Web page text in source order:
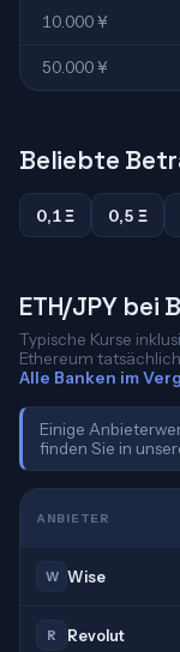
10.000 ¥
50.000 ¥
Beliebte
0,1 Ξ 0,5 Ξ
ETH/JPY bei
Typische Kurse
Ethereum
Alle Banken im
Einige
finden Sie in
ANBIETER
W Wise
R Revolut